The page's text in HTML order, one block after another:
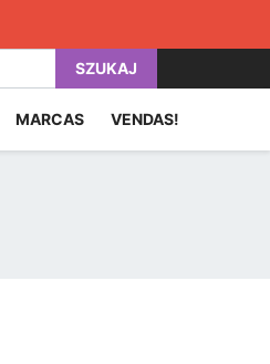
SZUKAJ
MARCAS VENDAS!